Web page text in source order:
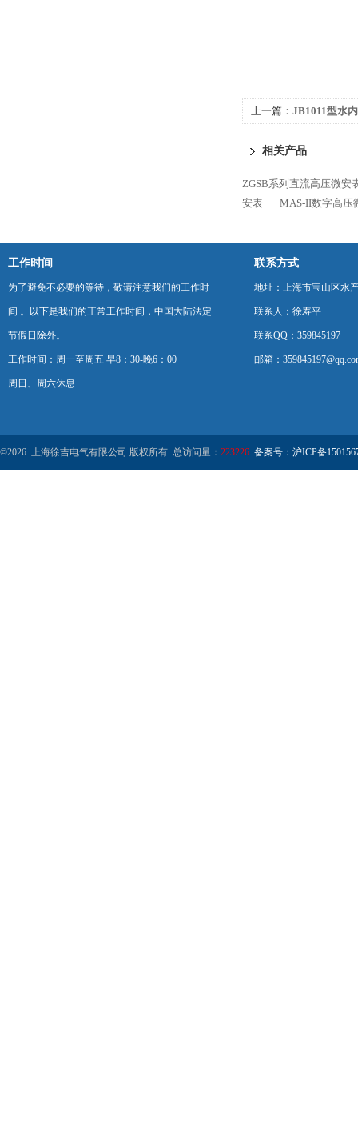
上一篇： JB1011型水
相关产品
ZGSB系列直流高压微安
安表
MAS-II数字高压
工作时间
为了避免不必要的等待，敬请注意我们的工作时
间 。以下是我们的正常工作时间，中国大陆法定
节假日除外。
工作时间：周一至周五 早8：30-晚6：00
周日、周六休息
联系方式
地址：上海市宝山区水
联系人：徐寿平
联系QQ：359845197
邮箱：
©2026 上海徐吉电气有限公司 版权所有 总访问量： 223226 备案号：沪ICP备